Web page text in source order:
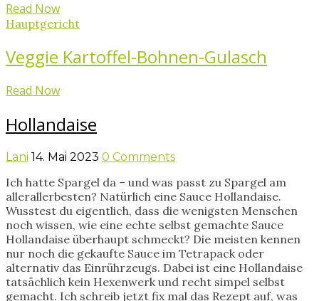
Read Now
Hauptgericht
Veggie Kartoffel-Bohnen-Gulasch
Read Now
Hollandaise
Lani 14. Mai 2023 0 Comments
Ich hatte Spargel da – und was passt zu Spargel am
allerallerbesten? Natürlich eine Sauce Hollandaise.
Wusstest du eigentlich, dass die wenigsten Menschen
noch wissen, wie eine echte selbst gemachte Sauce
Hollandaise überhaupt schmeckt? Die meisten kennen
nur noch die gekaufte Sauce im Tetrapack oder
alternativ das Einrührzeugs. Dabei ist eine Hollandaise
tatsächlich kein Hexenwerk und recht simpel selbst
gemacht. Ich schreib jetzt fix mal das Rezept auf, was